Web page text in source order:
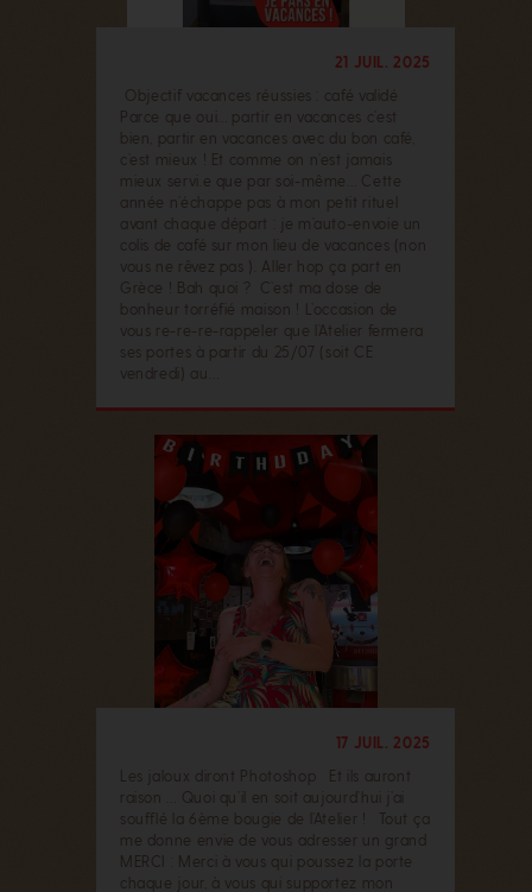
21 JUIL. 2025
️ Objectif vacances réussies : café validé
Parce que oui… partir en vacances c’est
bien, partir en vacances avec du bon café,
c’est mieux ! Et comme on n’est jamais
mieux servi.e que par soi-même… Cette
année n’échappe pas à mon petit rituel
avant chaque départ : je m’auto-envoie un
colis de café sur mon lieu de vacances (non
vous ne rêvez pas ). Aller hop ça part en
Grèce ! Bah quoi ? C’est ma dose de
bonheur torréfié maison ! L’occasion de
vous re-re-re-rappeler que l’Atelier fermera
ses portes à partir du 25/07 (soit CE
vendredi) au…
17 JUIL. 2025
Les jaloux diront Photoshop Et ils auront
raison … Quoi qu’il en soit aujourd’hui j’ai
soufflé la 6ème bougie de l’Atelier ! Tout ça
me donne envie de vous adresser un grand
MERCI : Merci à vous qui poussez la porte
chaque jour, à vous qui supportez mon